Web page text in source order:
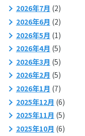
2026年7月 (2)
2026年6月 (2)
2026年5月 (1)
2026年4月 (5)
2026年3月 (5)
2026年2月 (5)
2026年1月 (7)
2025年12月 (6)
2025年11月 (5)
2025年10月 (6)